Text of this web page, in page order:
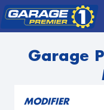
Garage
MODIFIER